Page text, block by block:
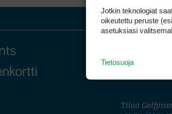
Tilaa
Jotkin teknologiat
oikeutettu peruste
asetuksiasi
Tietosuoja